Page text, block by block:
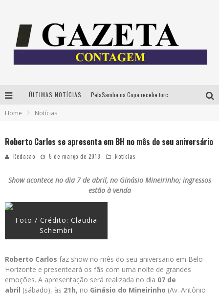
ÚLTIMAS NOTÍCIAS
Home Notícias
Roberto Carlos se apresenta em BH no mês do seu aniversário
Redacao 5 de março de 2018 Notícias
Show acontece no dia 7 de abril, no Ginásio Mineirinho; ingressos
estão à venda
Foto / Crédito: Claudia
Schembri
Roberto Carlos faz show no mês do seu aniversario em Belo
Horizonte e presenteará os fãs com uma noite de grandes
emoções. A apresentação será realizada no dia 07 de
abril (sábado), às 21h, no Ginásio do Mineirinho (Av. Antônio